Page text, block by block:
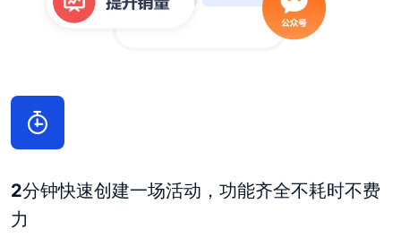
2分钟快速创建一场活动，功能齐全不耗时不费
力